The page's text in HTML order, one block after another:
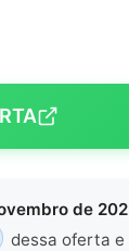
de
dessa oferta e